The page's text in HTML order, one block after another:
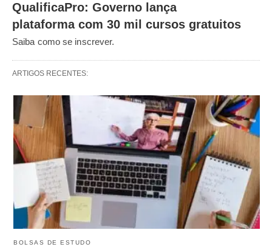
QualificaPro: Governo lança
plataforma com 30 mil cursos gratuitos
Saiba como se inscrever.
ARTIGOS RECENTES:
BOLSAS DE ESTUDO